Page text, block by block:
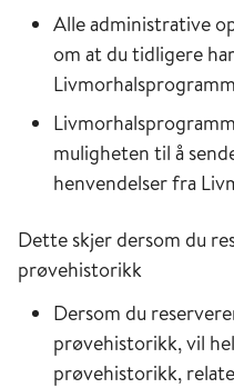
Alle administrative
om at du tidligere
muligheten til å
henvendelser fra
Dette skjer dersom du
prøvehistorikk
Dersom du
prøvehistorikk, vil
prøvehistorikk,